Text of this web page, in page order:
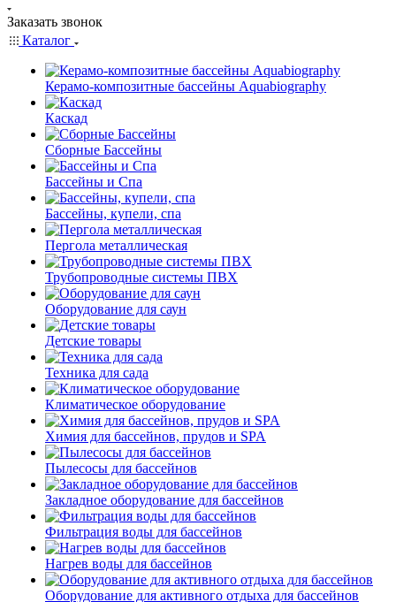
Заказать звонок
Каталог
Керамо-композитные бассейны Aquabiography
Каскад
Сборные Бассейны
Бассейны и Спа
Бассейны, купели, спа
Пергола металлическая
Трубопроводные системы ПВХ
Оборудование для саун
Детские товары
Техника для сада
Климатическое оборудование
Химия для бассейнов, прудов и SPA
Пылесосы для бассейнов
Закладное оборудование для бассейнов
Фильтрация воды для бассейнов
Нагрев воды для бассейнов
Оборудование для активного отдыха для бассейнов